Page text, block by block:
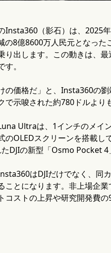
Insta360（影石）は、2025
の8億8600万人民元となっ
り出します。この動きは、
。
の価格だ」と、Insta360の
で示唆された約780ドルより
Ultraは、1インチのメイ
のOLEDスクリーンを搭載
DJIの新型「Osmo Pocket 4
はDJIだけでなく、同
ことになります。非上場企
コストの上昇や研究開発費